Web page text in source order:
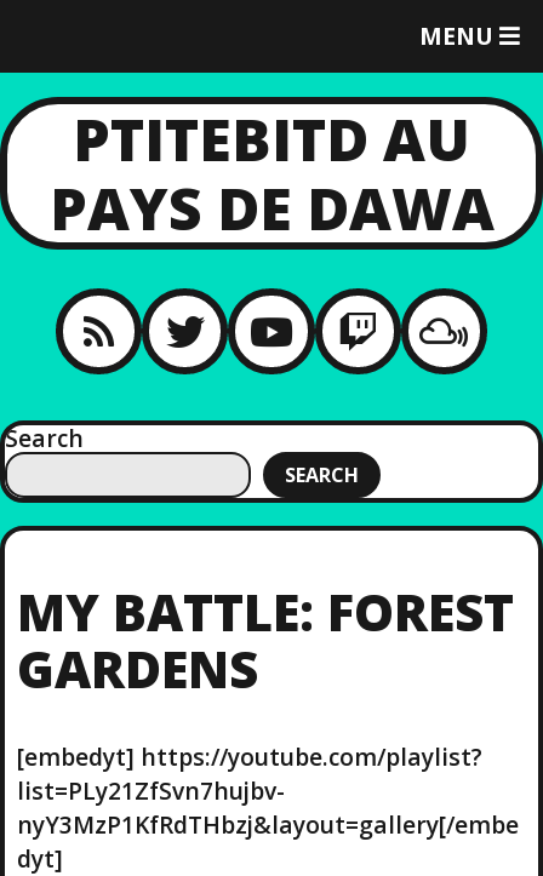
MENU
T
G
L
M
E
N
PTITEBITD AU
PAYS DE DAWA
Search
SEARCH
MY BATTLE: FOREST
GARDENS
[embedyt] https://youtube.com/playlist?
list=PLy21ZfSvn7hujbv-
nyY3MzP1KfRdTHbzj&layout=gallery[/embe
dyt]